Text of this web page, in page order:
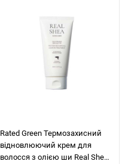
Rated Green Термозахисний
відновлюючий крем для
волосся з олією ши Real Shea